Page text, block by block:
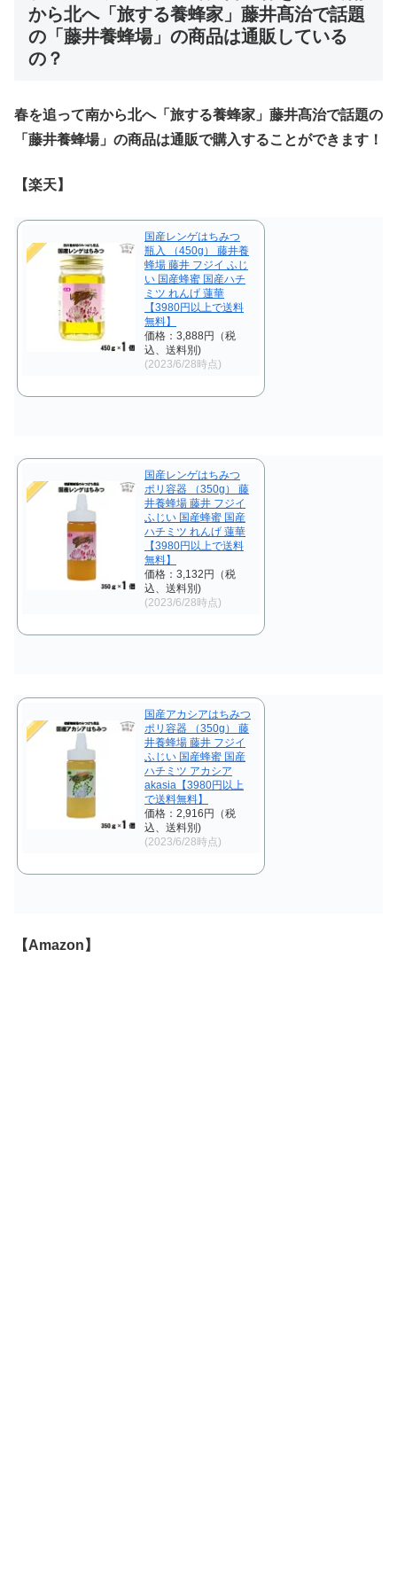
から北へ「旅する養蜂家」藤井髙治で話題
の「藤井養蜂場」の商品は通販している
の？
春を追って南から北へ「旅する養蜂家」藤井髙治で話題の
「藤井養蜂場」の商品は通販で購入することができます！
【楽天】
国産レンゲはちみつ
瓶入 （450g） 藤井養
蜂場 藤井 フジイ ふじ
い 国産蜂蜜 国産ハチ
ミツ れんげ 蓮華
【3980円以上で送料
無料】
価格：3,888円（税
込、送料別)
(2023/6/28時点)
国産レンゲはちみつ
ポリ容器 （350g） 藤
井養蜂場 藤井 フジイ
ふじい 国産蜂蜜 国産
ハチミツ れんげ 蓮華
【3980円以上で送料
無料】
価格：3,132円（税
込、送料別)
(2023/6/28時点)
国産アカシアはちみつ
ポリ容器 （350g） 藤
井養蜂場 藤井 フジイ
ふじい 国産蜂蜜 国産
ハチミツ アカシア
akasia【3980円以上
で送料無料】
価格：2,916円（税
込、送料別)
(2023/6/28時点)
【Amazon】